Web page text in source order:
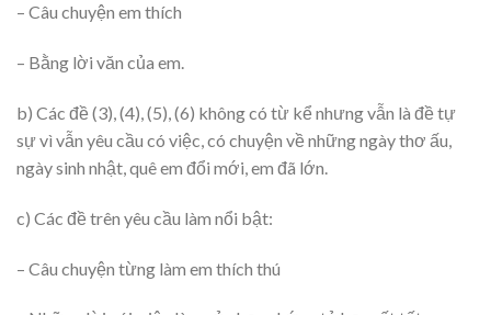
– Câu chuyện em thích
– Bằng lời văn của em.
b) Các đề (3), (4), (5), (6) không có từ kể nhưng vẫn là đề tự
sự vì vẫn yêu cầu có việc, có chuyện về những ngày thơ ấu,
ngày sinh nhật, quê em đổi mới, em đã lớn.
c) Các đề trên yêu cầu làm nổi bật:
– Câu chuyện từng làm em thích thú